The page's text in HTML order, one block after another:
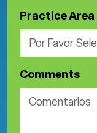
Practice Area
Comments